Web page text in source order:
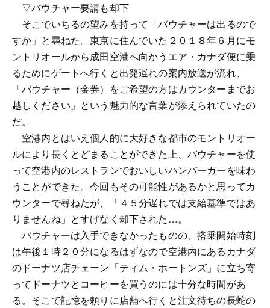
▽バウチャー要請も却下
そこでいちるの望みを持って「バウチャーは出るので
すか」と尋ねた。東京に住んでいた２０１８年６月にモ
ントリオールから成田空港へ向かうエア・カナダ便に乗
るためにゲートへ行くと出発遅れの案内放送が流れ、
「バウチャー（金券）をご希望の方はカウンターまでお
越しください」という魅力的な言葉が添えられていたの
だ。
空港内とはいえ個人的に大好きな都市のモントリオー
ルにより長くとどまることができた上、バウチャーを使
って空港内のレストランでおいしいハンバーガーを味わ
うことができた。今回もその可能性があるかと思ってカ
ウンターで尋ねたが、「４５分遅れでは支給基準ではあ
りませんね」とすげなく却下された…。
バウチャーは入手できなかったものの、搭乗開始時刻
は午後１時２０分になるはずなので空港内にあるカナダ
のドーナツ店チェーン「ティム・ホートンズ」に立ち寄
ってドーナツとコーヒーを買うのには十分な時間があ
る。そこで記憶を頼りに店舗へ行くと注文待ちの長蛇の